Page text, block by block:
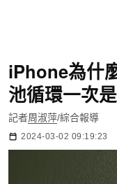
iPhone為什
池循環一次
記者周淑萍/綜合報導
2024-03-02 09:19:23